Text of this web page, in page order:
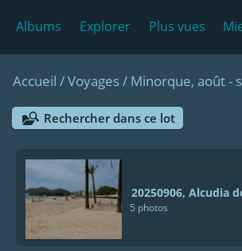
Albums Explorer Plus vues
Accueil /Voyages/ Minorque, août -
Rechercher dans ce lot
20250906, Alcudia
5 photos